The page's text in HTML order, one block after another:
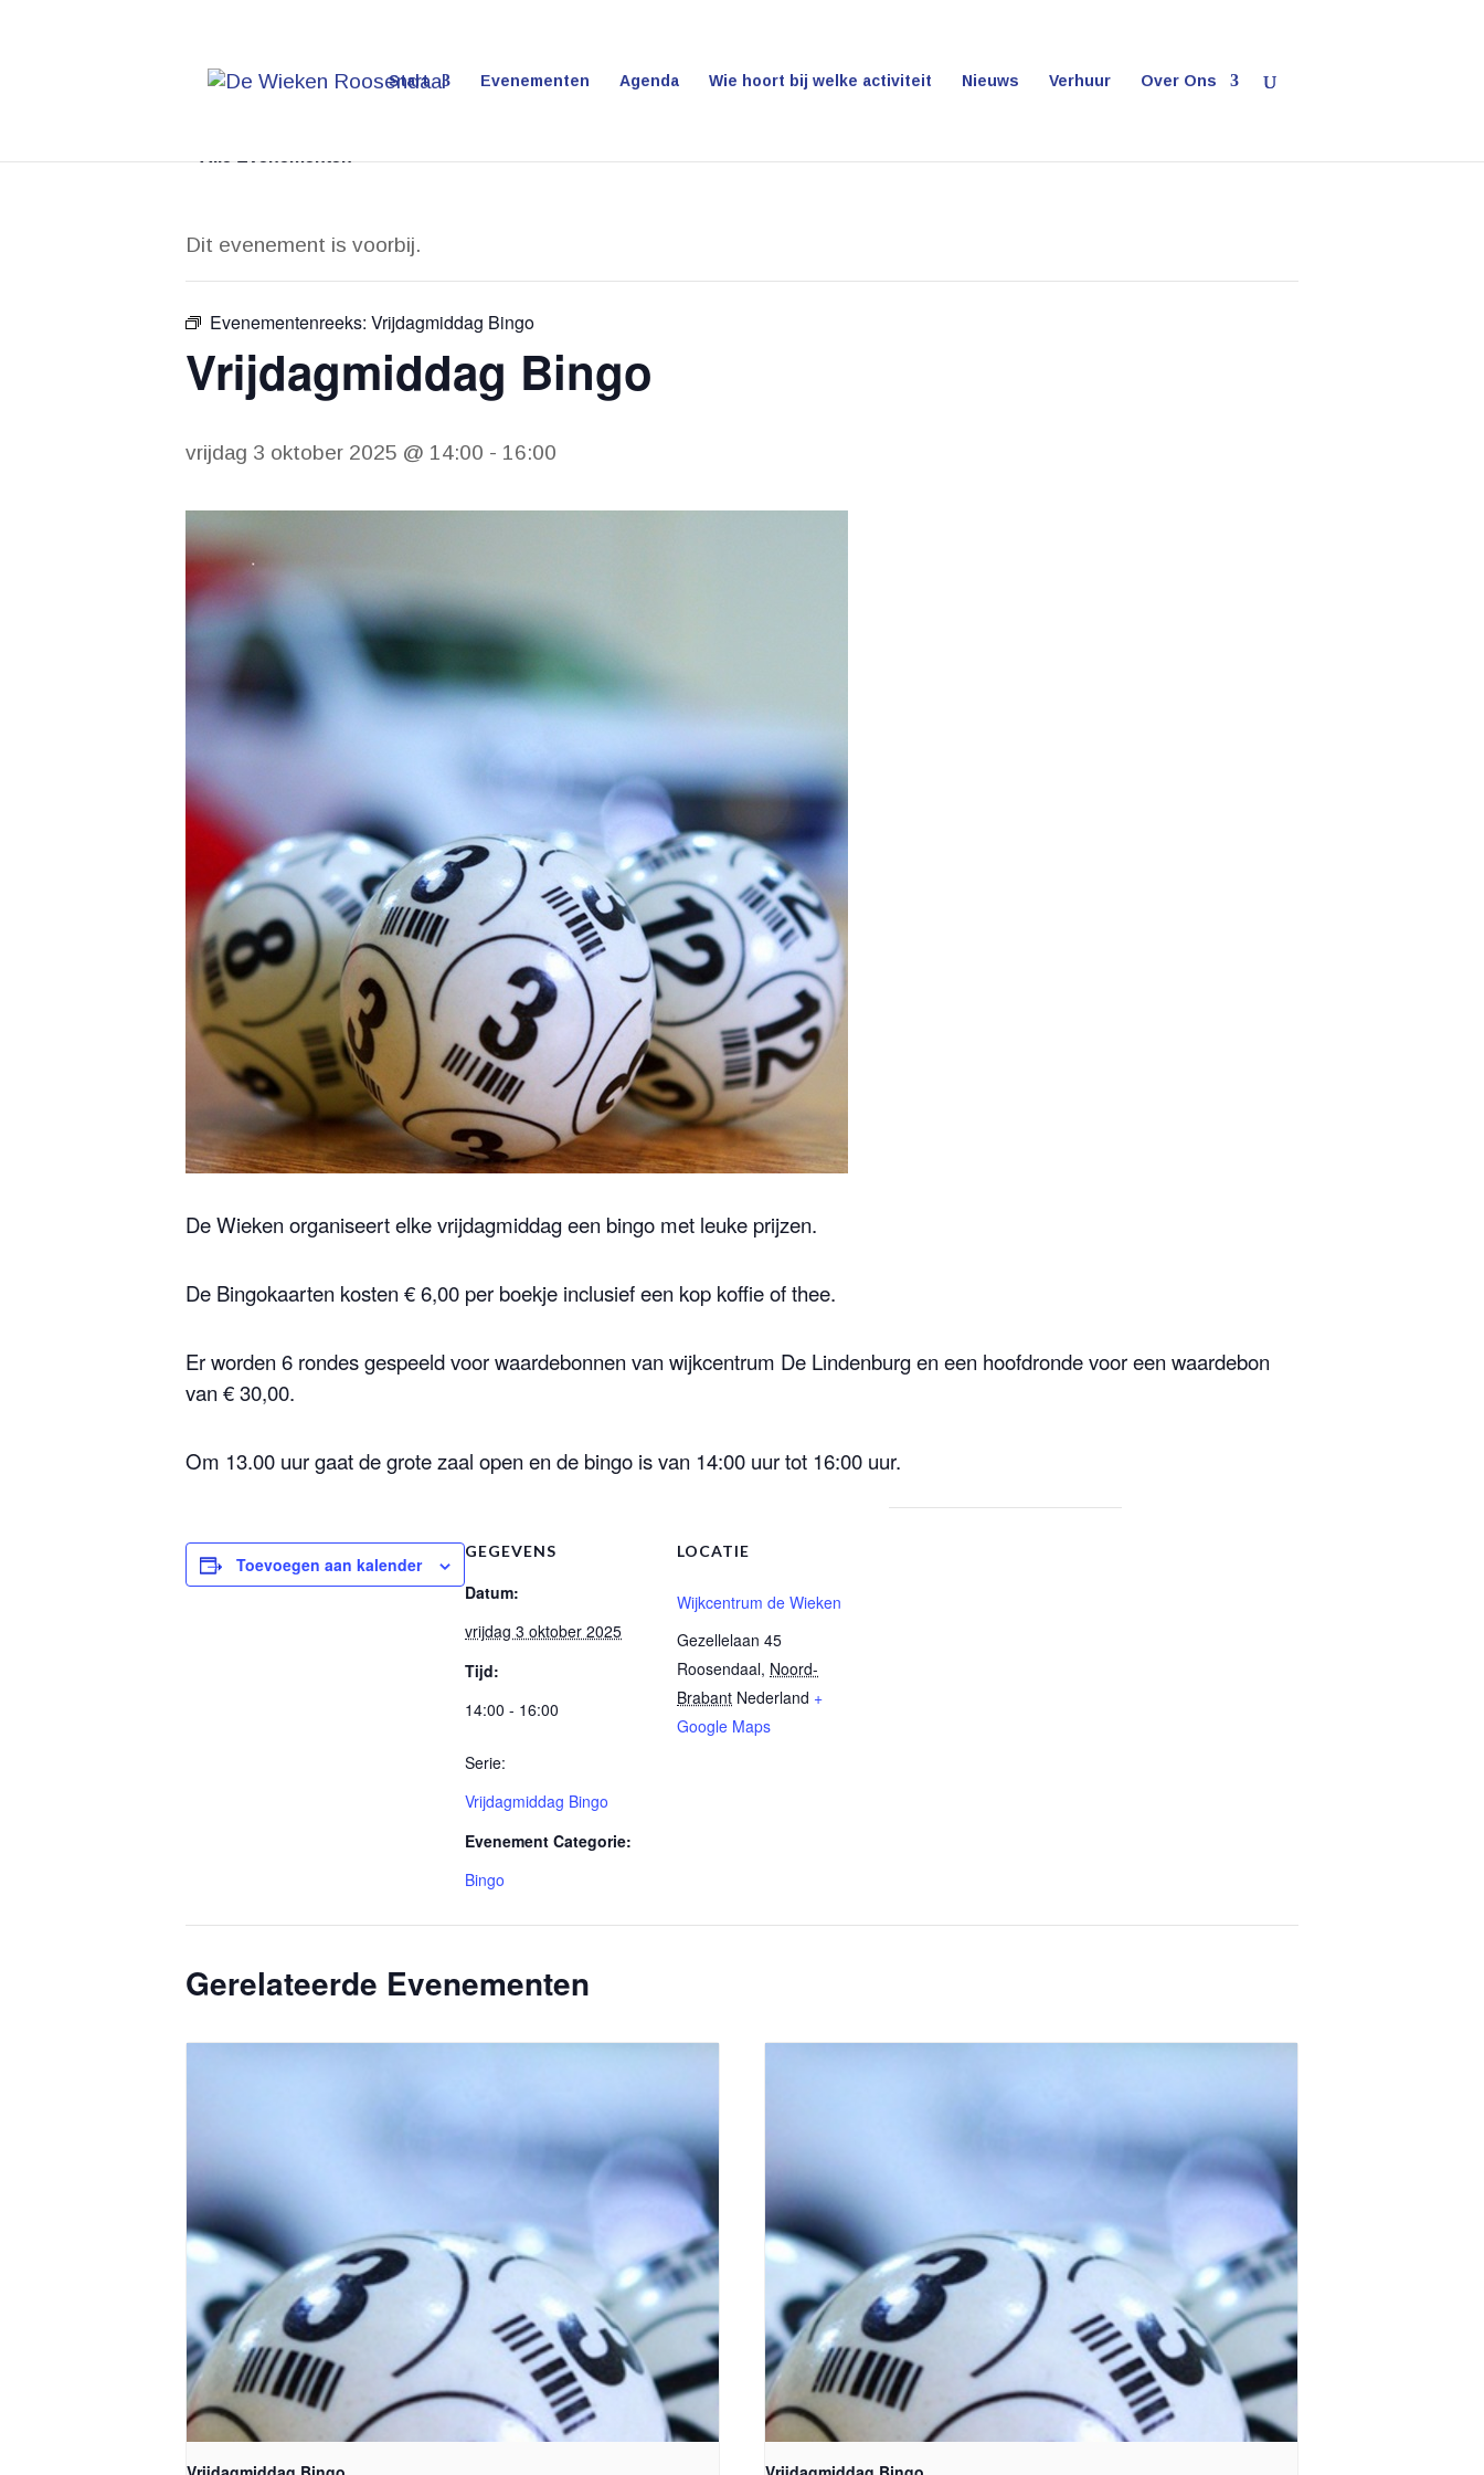
Start Evenementen Agenda Wie hoort bij welke activiteit Nieuws Verhuur Over Ons
« Alle Evenementen
Dit evenement is voorbij.
Evenementenreeks: Vrijdagmiddag Bingo
Vrijdagmiddag Bingo
vrijdag 3 oktober 2025 @ 14:00 - 16:00
De Wieken organiseert elke vrijdagmiddag een bingo met leuke prijzen.
De Bingokaarten kosten € 6,00 per boekje inclusief een kop koffie of thee.
Er worden 6 rondes gespeeld voor waardebonnen van wijkcentrum De Lindenburg en een hoofdronde voor een waardebon
van € 30,00.
Om 13.00 uur gaat de grote zaal open en de bingo is van 14:00 uur tot 16:00 uur.
Toevoegen aan kalender
GEGEVENS
Datum:
vrijdag 3 oktober 2025
Tijd:
14:00 - 16:00
Serie:
Vrijdagmiddag Bingo
Evenement Categorie:
Bingo
LOCATIE
Wijkcentrum de Wieken
Gezellelaan 45
Roosendaal, Noord-
Brabant Nederland +
Google Maps
Gerelateerde Evenementen